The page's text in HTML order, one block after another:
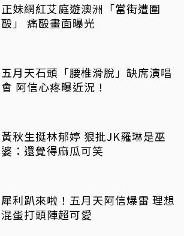
正妹網紅艾庭遊澳洲「當街遭圍
毆」 痛毆畫面曝光
五月天石頭「腰椎滑脫」缺席演唱
會 阿信心疼曝近況！
黃秋生挺林郁婷 狠批JK羅琳是巫
婆：還覺得麻瓜可笑
犀利趴來啦！五月天阿信爆雷 理想
混蛋打頭陣超可愛